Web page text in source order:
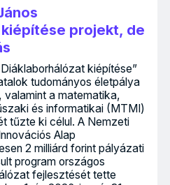
projekt, de
kiépítése”
tudományos életpálya
a matematika,
és informatikai (MTMI)
tűzte ki célul. A Nemzeti
Alap
2 milliárd forint pályázati
program országos
fejlesztését tette